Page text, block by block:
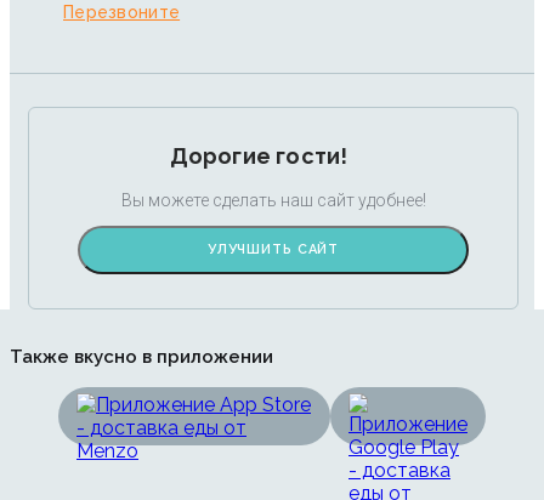
Перезвоните
Дорогие гости!
Вы можете сделать наш сайт удобнее!
УЛУЧШИТЬ САЙТ
Также вкусно в приложении